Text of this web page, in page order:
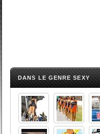
DANS LE GENRE SEXY